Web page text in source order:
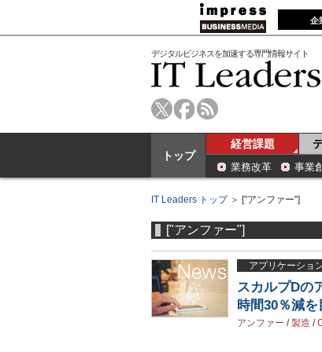
企
デジタルビジネスを加速する専門情報サイト
トップ
経営課題
業務改革 事業
IT Leaders トップ＞ ["アンファー"]
["アンファー"]
アプリケーショ
スカルプDの
時間30％減を
アンファー /製造 /